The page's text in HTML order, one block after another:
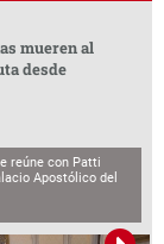
mueren al
desde
reúne con Patti
Apostólico del